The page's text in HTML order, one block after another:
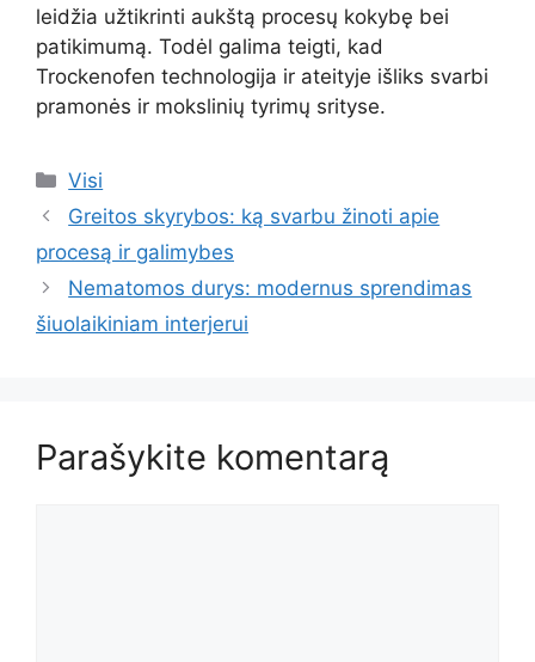
leidžia užtikrinti aukštą procesų kokybę bei
patikimumą. Todėl galima teigti, kad
Trockenofen technologija ir ateityje išliks svarbi
pramonės ir mokslinių tyrimų srityse.
Kategorijos
Visi
Greitos skyrybos: ką svarbu žinoti apie
procesą ir galimybes
Nematomos durys: modernus sprendimas
šiuolaikiniam interjerui
Parašykite komentarą